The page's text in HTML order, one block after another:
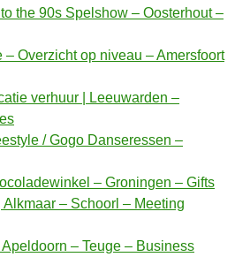
the 90s Spelshow – Oosterhout –
Overzicht op niveau – Amersfoort
verhuur | Leeuwarden –
/ Gogo Danseressen –
– Groningen – Gifts
Alkmaar – Schoorl – Meeting
– Teuge – Business